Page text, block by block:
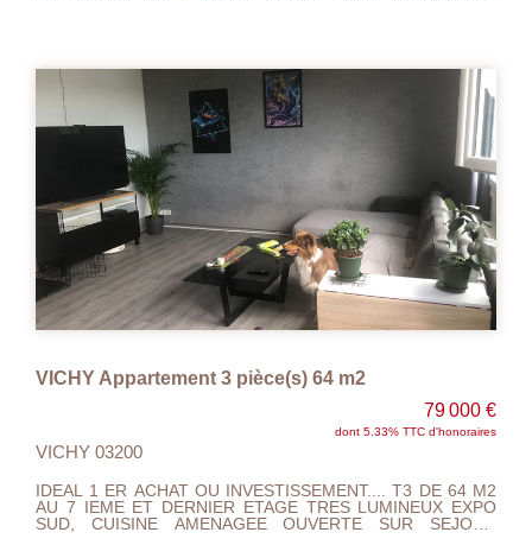
DE VILLE (chaudière récente) AVEC LA POSSIBILTE
D'ETRE VENDU ENTIEREMENT MEUBLE TOUS
COMMERCES , BUS, OPERA, PARCS................ A VISITER
.... FAIRE OFFRE...
VICHY Appartement 3 pièce(s) 64 m2
79 000 €
dont 5.33% TTC d'honoraires
VICHY 03200
IDEAL 1 ER ACHAT OU INVESTISSEMENT.... T3 DE 64 M2
AU 7 IEME ET DERNIER ETAGE TRES LUMINEUX EXPO
SUD, CUISINE AMENAGEE OUVERTE SUR SEJOUR